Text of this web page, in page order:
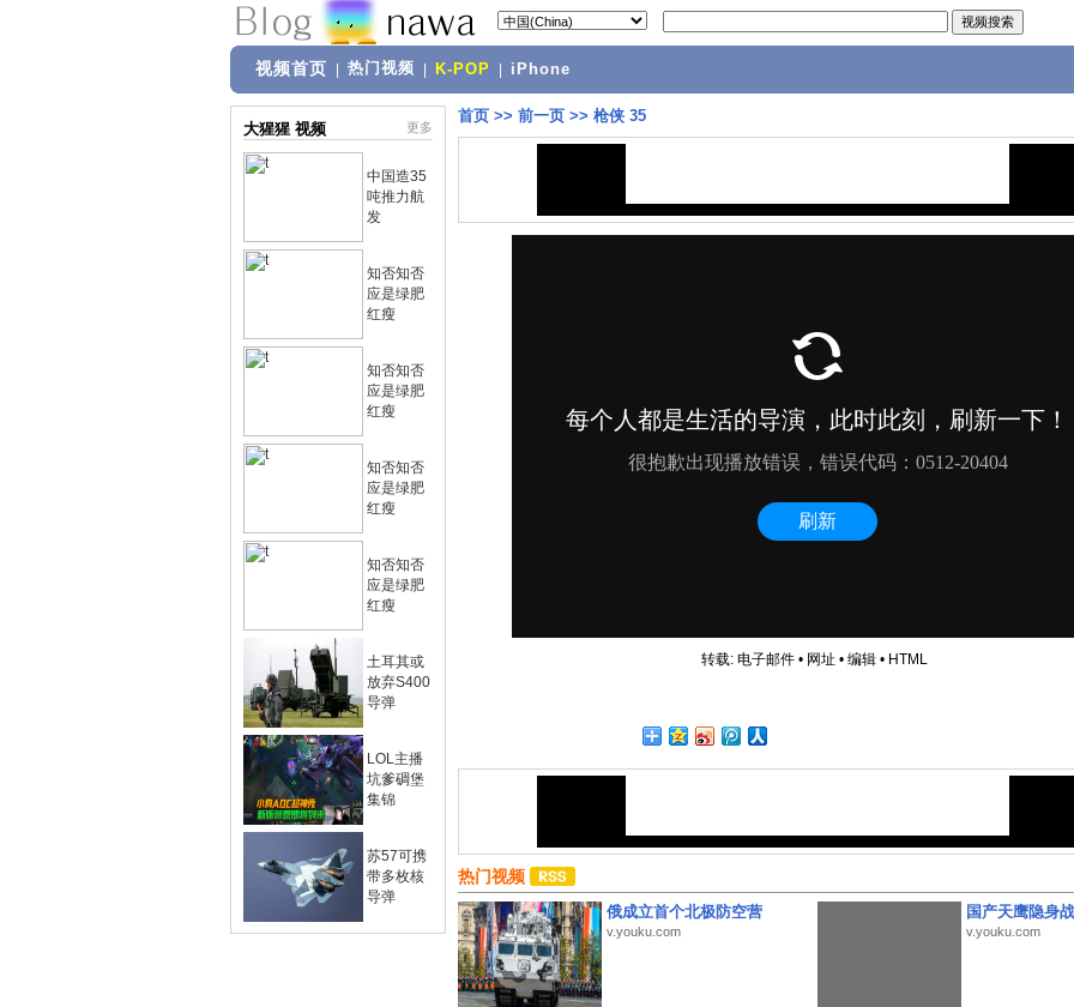
视频首页 热门视频 K-POP iPhone
大猩猩 视频 更多
中国造35
吨推力航
发
知否知否
应是绿肥
红瘦
知否知否
应是绿肥
红瘦
知否知否
应是绿肥
红瘦
知否知否
应是绿肥
红瘦
土耳其或
放弃S400
导弹
LOL主播
坑爹碉堡
集锦
苏57可携
带多枚核
导弹
首页 >> 前一页 >> 枪侠 35
转载: 电子邮件• 网址 • 编辑• HTML
热门视频
俄成立首个北极防空营
v.youku.com
国产天鹰隐身
v.youku.com